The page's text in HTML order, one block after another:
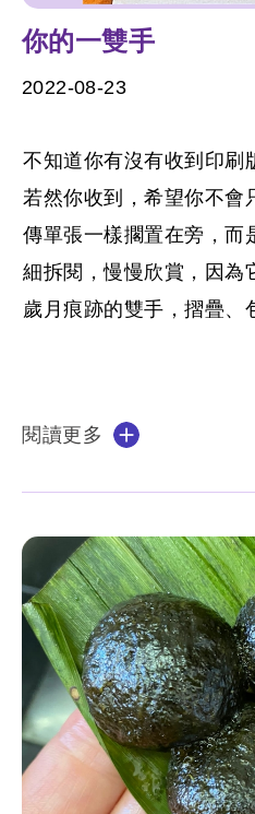
你的一雙手
2022-08-23
不知道你有沒有收到印刷
若然你收到，希望你不會
傳單張一樣擱置在旁，而
細拆閱，慢慢欣賞，因為
歲月痕跡的雙手，摺疊、
閱讀更多